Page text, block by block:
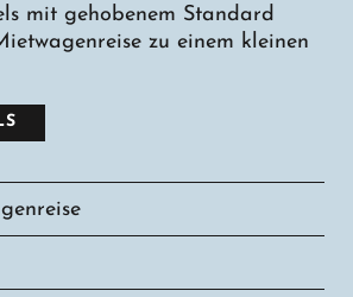
mit gehobenem Standard
zu einem kleinen